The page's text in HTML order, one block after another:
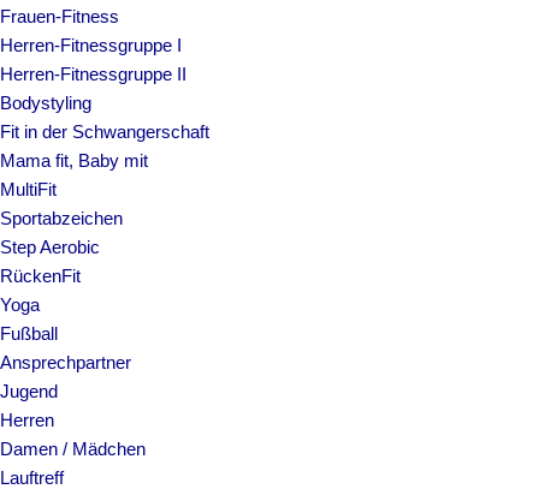
Frauen-Fitness
Herren-Fitnessgruppe I
Herren-Fitnessgruppe II
Bodystyling
Fit in der Schwangerschaft
Mama fit, Baby mit
MultiFit
Sportabzeichen
Step Aerobic
RückenFit
Yoga
Fußball
Ansprechpartner
Jugend
Herren
Damen / Mädchen
Lauftreff